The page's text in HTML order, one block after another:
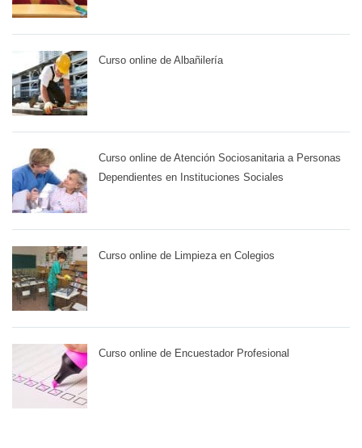
Curso online de Albañilería
Curso online de Atención Sociosanitaria a Personas
Dependientes en Instituciones Sociales
Curso online de Limpieza en Colegios
Curso online de Encuestador Profesional